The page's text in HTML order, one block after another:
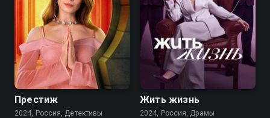
7.5 7.5
Престиж
2024, Россия, Детективы
7.5 5.8
Жить жизнь
2024, Россия, Драмы